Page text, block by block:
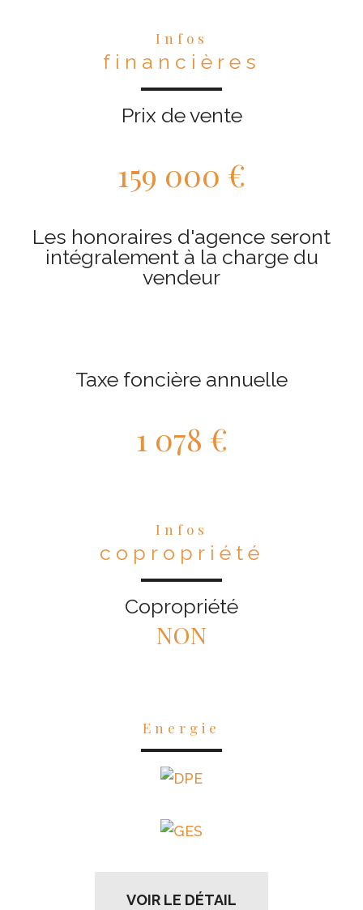
Infos
financières
Prix de vente
159 000 €
Les honoraires d'agence seront
intégralement à la charge du
vendeur
Taxe foncière annuelle
1 078 €
Infos
copropriété
Copropriété
NON
Energie
VOIR LE DÉTAIL